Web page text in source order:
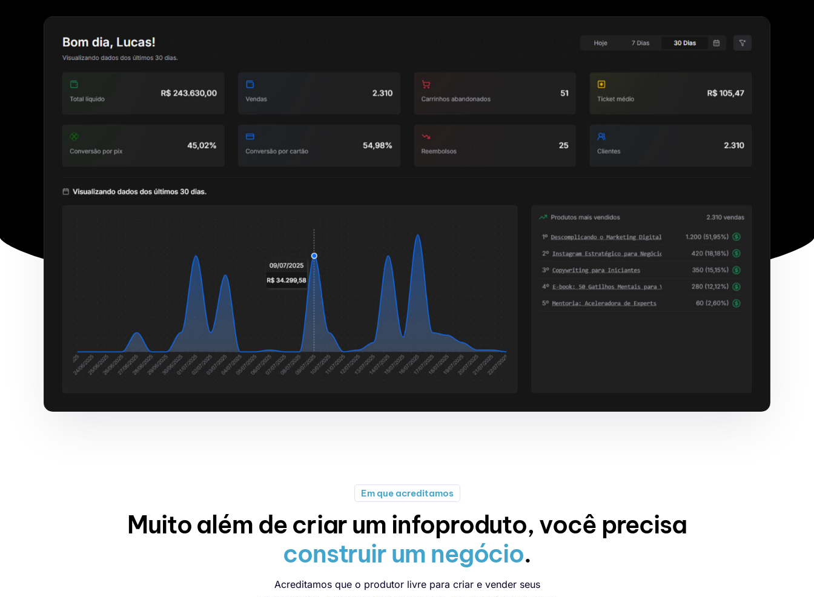
Em que acreditamos
Muito além de criar um infoproduto, você precisa
construir um negócio.
Acreditamos que o produtor livre para criar e vender seus